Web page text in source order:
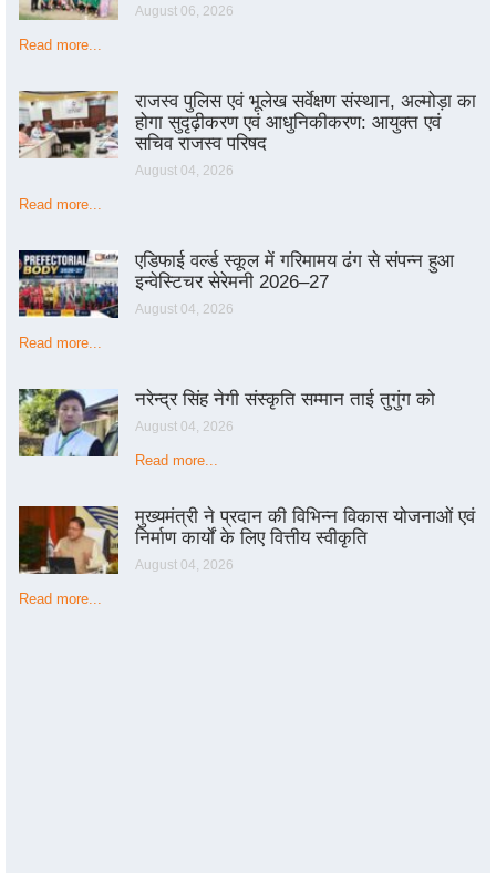
August 06, 2026
Read more...
राजस्व पुलिस एवं भूलेख सर्वेक्षण संस्थान, अल्मोड़ा का
होगा सुदृढ़ीकरण एवं आधुनिकीकरण: आयुक्त एवं
सचिव राजस्व परिषद
August 04, 2026
Read more...
एडिफाई वर्ल्ड स्कूल में गरिमामय ढंग से संपन्न हुआ
इन्वेस्टिचर सेरेमनी 2026–27
August 04, 2026
Read more...
नरेन्द्र सिंह नेगी संस्कृति सम्मान ताई तुगुंग को
August 04, 2026
Read more...
मुख्यमंत्री ने प्रदान की विभिन्न विकास योजनाओं एवं
निर्माण कार्यों के लिए वित्तीय स्वीकृति
August 04, 2026
Read more...